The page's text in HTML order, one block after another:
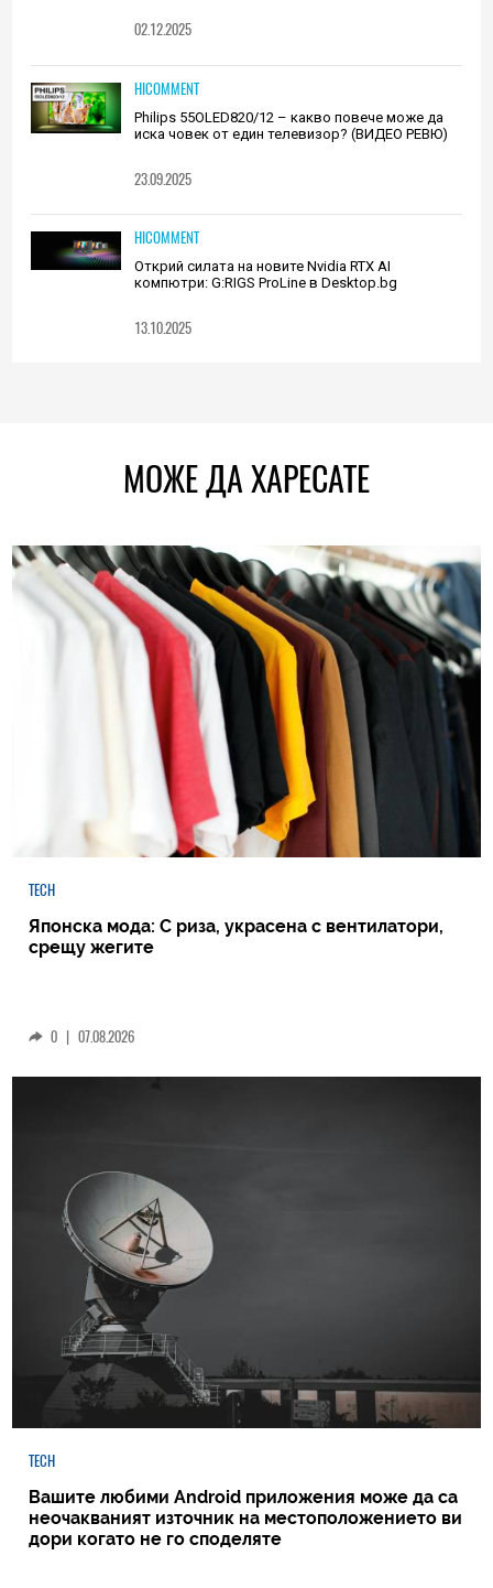
02.12.2025
HICOMMENT
Philips 55OLED820/12 – какво повече може да
иска човек от един телевизор? (ВИДЕО РЕВЮ)
23.09.2025
HICOMMENT
Открий силата на новите Nvidia RTX AI
компютри: G:RIGS ProLine в Desktop.bg
13.10.2025
МОЖЕ ДА ХАРЕСАТЕ
TECH
Японска мода: С риза, украсена с вентилатори,
срещу жегите
0 | 07.08.2026
TECH
Вашите любими Android приложения може да са
неочакваният източник на местоположението ви
дори когато не го споделяте